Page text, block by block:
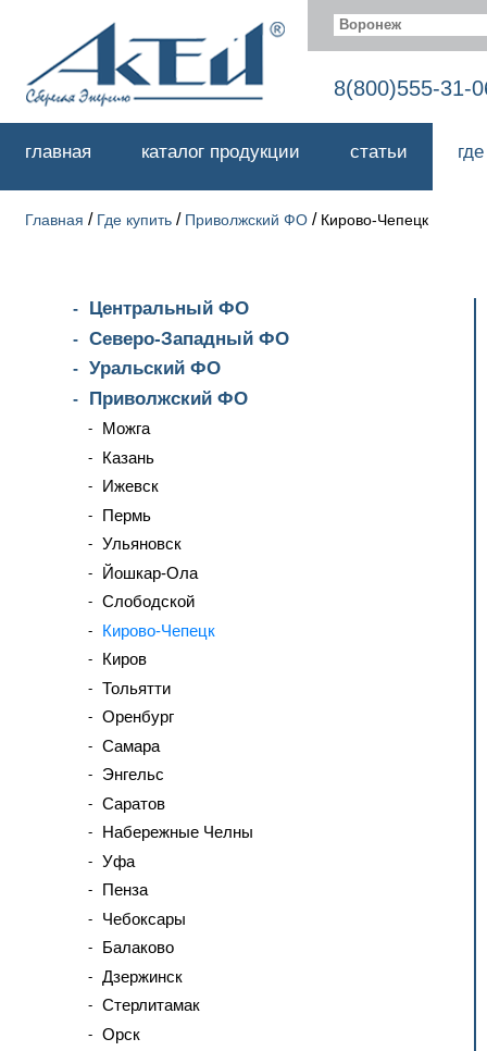
Воронеж
8(800)555-31-
главная каталог продукции статьи
Главная / Где купить / Приволжский ФО / Кирово-Чепецк
Центральный ФО
Северо-Западный ФО
Уральский ФО
Приволжский ФО
Можга
Казань
Ижевск
Пермь
Ульяновск
Йошкар-Ола
Слободской
Кирово-Чепецк
Киров
Тольятти
Оренбург
Самара
Энгельс
Саратов
Набережные Челны
Уфа
Пенза
Чебоксары
Балаково
Дзержинск
Стерлитамак
Орск